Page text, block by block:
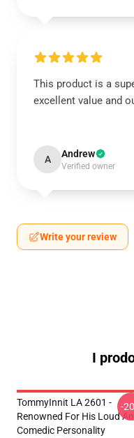
This product is a
excellent value and
A Andrew
Verified owner
Write your review
I
TommyInnit LA 2601 -
Renowned For His Loud
Comedic Personality
-